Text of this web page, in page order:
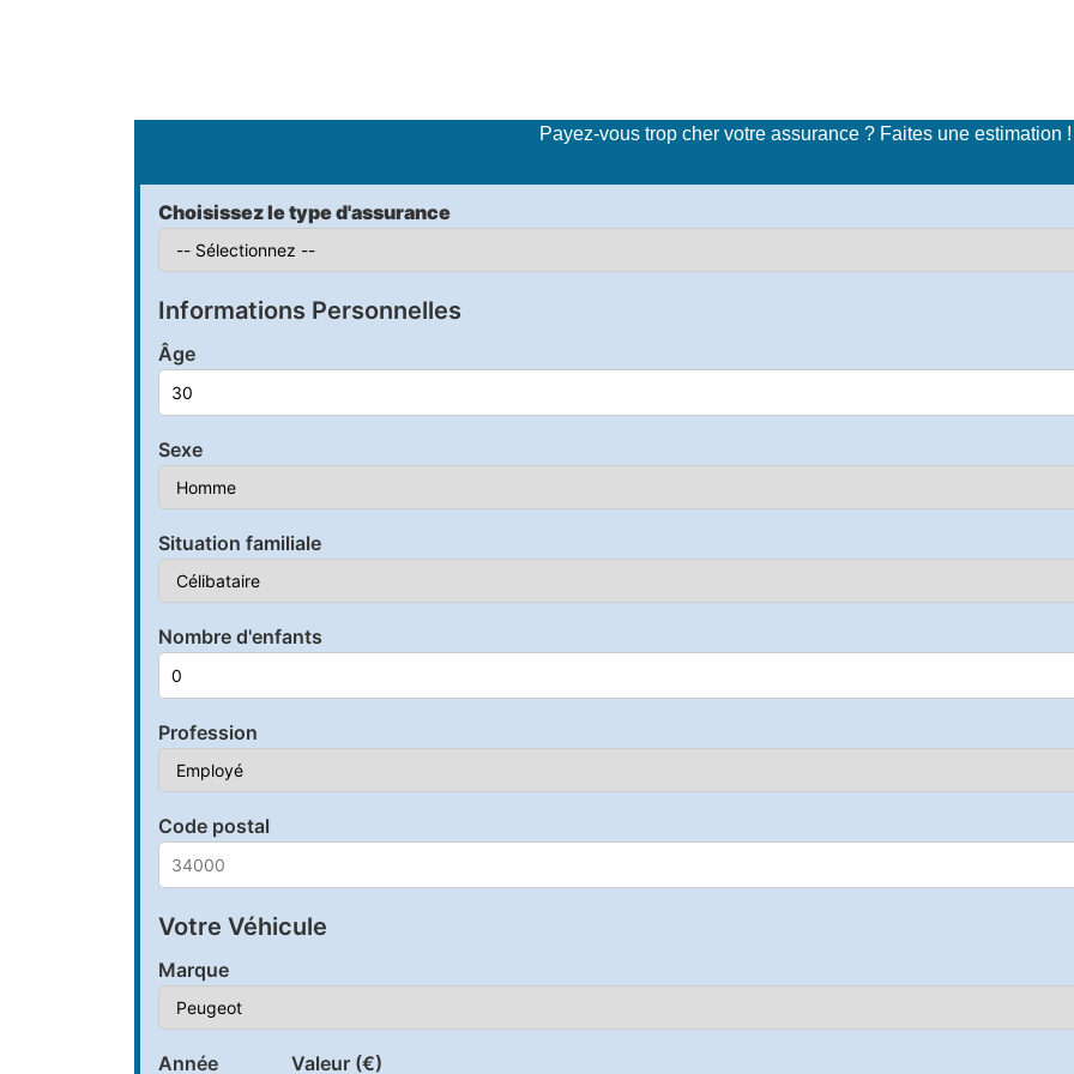
Payez-vous trop cher votre assurance ? Faites une estimation !
Choisissez le type d'assurance
Informations Personnelles
Âge
Sexe
Situation familiale
Nombre d'enfants
Profession
Code postal
Votre Véhicule
Marque
Année Valeur (€)